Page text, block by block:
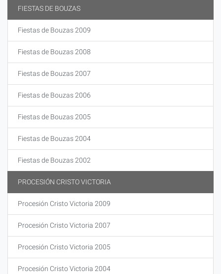
FIESTAS DE BOUZAS
Fiestas de Bouzas 2009
Fiestas de Bouzas 2008
Fiestas de Bouzas 2007
Fiestas de Bouzas 2006
Fiestas de Bouzas 2005
Fiestas de Bouzas 2004
Fiestas de Bouzas 2002
PROCESIÓN CRISTO VICTORIA
Procesión Cristo Victoria 2009
Procesión Cristo Victoria 2007
Procesión Cristo Victoria 2005
Procesión Cristo Victoria 2004